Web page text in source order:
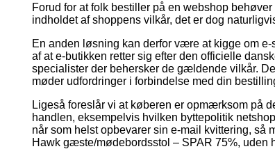
Forud for at folk bestiller på en webshop
indholdet af shoppens vilkår, det er dog
En anden løsning kan derfor være at kigge om
af at e-butikken retter sig efter den officielle
specialister der behersker de gældende vilkår.
møder udfordringer i forbindelse med din
Ligeså foreslår vi at køberen er opmærksom på
handlen, eksempelvis hvilken byttepolitik
når som helst opbevarer sin e-mail kvittering, så
Hawk gæste/mødebordsstol – SPAR 75%, uden